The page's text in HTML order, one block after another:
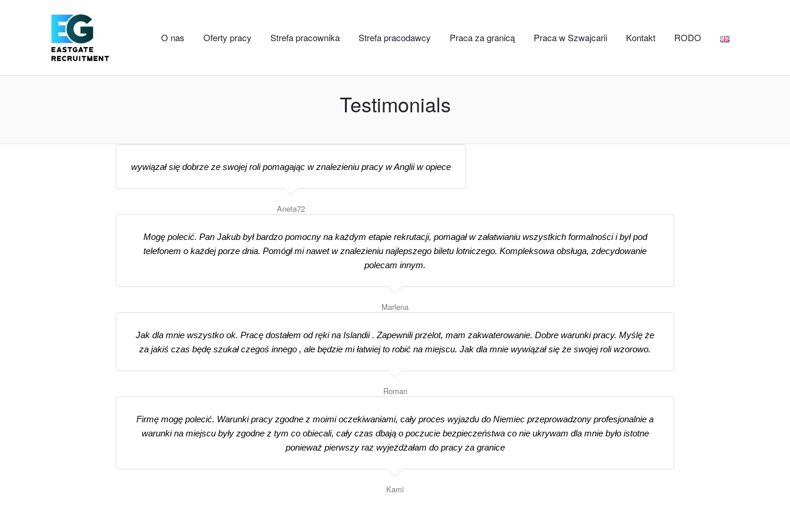
O nas Oferty pracy Strefa pracownika Strefa pracodawcy Praca za granicą Praca w Szwajcarii Kontakt RODO
Testimonials
wywiązał się dobrze ze swojej roli pomagając w znalezieniu pracy w Anglii w opiece
Aneta72
Mogę polecić. Pan Jakub był bardzo pomocny na każdym etapie rekrutacji, pomagał w załatwianiu wszystkich formalności i był pod
telefonem o każdej porze dnia. Pomógł mi nawet w znalezieniu najlepszego biletu lotniczego. Kompleksowa obsługa, zdecydowanie
polecam innym.
Marlena
Jak dla mnie wszystko ok. Pracę dostałem od ręki na Islandii . Zapewnili przelot, mam zakwaterowanie. Dobre warunki pracy. Myślę że
za jakiś czas będę szukał czegoś innego , ale będzie mi łatwiej to robić na miejscu. Jak dla mnie wywiązał się że swojej roli wzorowo.
Roman
Firmę mogę polecić. Warunki pracy zgodne z moimi oczekiwaniami, cały proces wyjazdu do Niemiec przeprowadzony profesjonalnie a
warunki na miejscu były zgodne z tym co obiecali, cały czas dbają o poczucie bezpieczeństwa co nie ukrywam dla mnie było istotne
ponieważ pierwszy raz wyjeżdżałam do pracy za granice
Kami